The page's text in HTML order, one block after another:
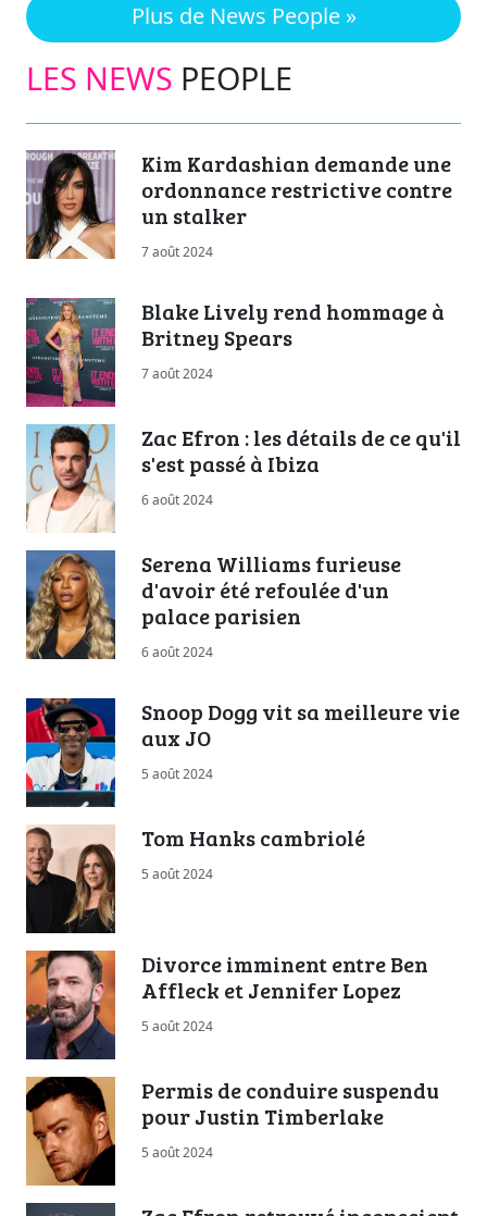
Plus de News People »
LES NEWS PEOPLE
Kim Kardashian demande une
ordonnance restrictive contre
un stalker
7 août 2024
Blake Lively rend hommage à
Britney Spears
7 août 2024
Zac Efron : les détails de ce qu'il
s'est passé à Ibiza
6 août 2024
Serena Williams furieuse
d'avoir été refoulée d'un
palace parisien
6 août 2024
Snoop Dogg vit sa meilleure vie
aux JO
5 août 2024
Tom Hanks cambriolé
5 août 2024
Divorce imminent entre Ben
Affleck et Jennifer Lopez
5 août 2024
Permis de conduire suspendu
pour Justin Timberlake
5 août 2024